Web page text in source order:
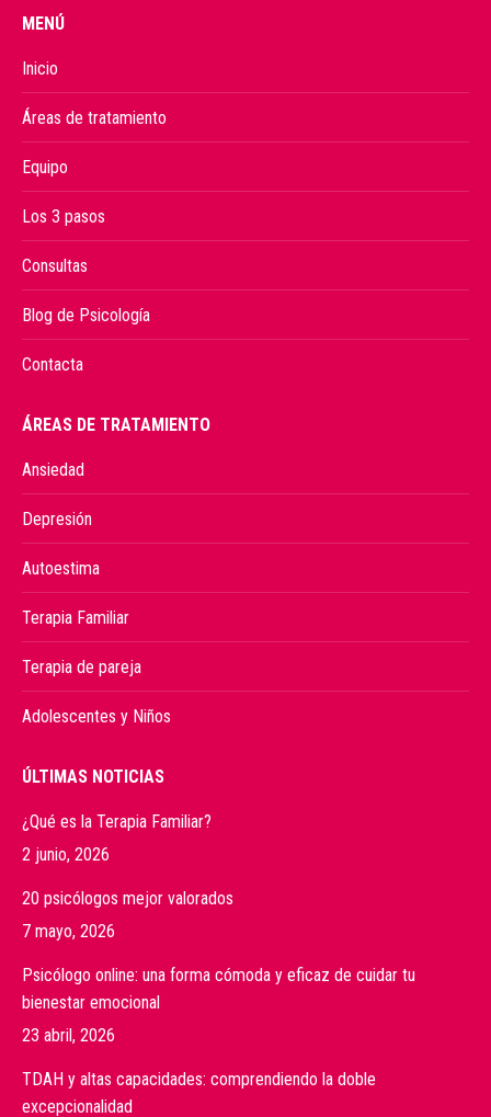
MENÚ
Inicio
Áreas de tratamiento
Equipo
Los 3 pasos
Consultas
Blog de Psicología
Contacta
ÁREAS DE TRATAMIENTO
Ansiedad
Depresión
Autoestima
Terapia Familiar
Terapia de pareja
Adolescentes y Niños
ÚLTIMAS NOTICIAS
¿Qué es la Terapia Familiar?
2 junio, 2026
20 psicólogos mejor valorados
7 mayo, 2026
Psicólogo online: una forma cómoda y eficaz de cuidar tu
bienestar emocional
23 abril, 2026
TDAH y altas capacidades: comprendiendo la doble
excepcionalidad